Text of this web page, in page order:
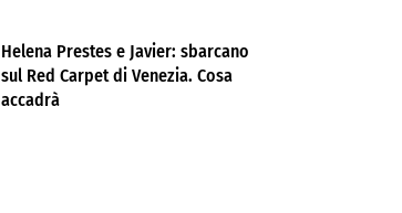
Helena Prestes e Javier: sbarcano
sul Red Carpet di Venezia. Cosa
accadrà